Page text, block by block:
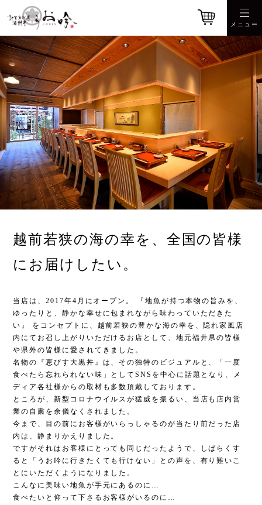
越前若狭の海の幸を、全国の皆様
にお届けしたい。
当店は、2017年4月にオープン。 『地魚が持つ本物の旨みを、
ゆったりと、静かな幸せに包まれながら味わっていただきた
い』 をコンセプトに、越前若狭の豊かな海の幸を、隠れ家風店
内にてお召し上がりいただけるお店として、地元福井県の皆様
や県外の皆様に愛されてきました。
名物の『恵びす大黒丼』は、その独特のビジュアルと、「一度
食べたら忘れられない味」としてSNSを中心に話題となり、メ
ディア各社様からの取材も多数頂戴しております。
ところが、新型コロナウイルスが猛威を振るい、当店も店内営
業の自粛を余儀なくされました。
今まで、目の前にお客様がいらっしゃるのが当たり前だった店
内は、静まりかえりました。
ですがそれはお客様にとっても同じだったようで、しばらくす
ると「うお吟に行きたくても行けない」との声を、有り難いこ
とにいただくようになりました。
こんなに美味い地魚が手元にあるのに…
食べたいと仰って下さるお客様がいるのに…